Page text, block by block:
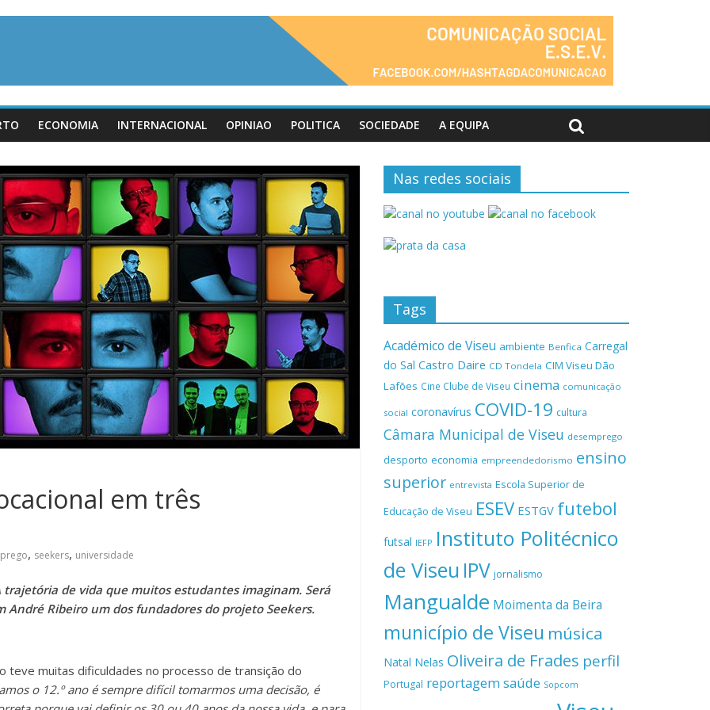
ECONOMIA INTERNACIONAL OPINIAO POLITICA SOCIEDADE A EQUIPA
em três
, seekers, universidade
de vida que muitos estudantes imaginam. Será
André Ribeiro um dos fundadores do projeto Seekers.
teve muitas dificuldades no processo de transição do
o 12.º ano é sempre difícil tomarmos uma decisão, é
Nas redes sociais
Tags
Académico de Viseu ambiente Benfica Carregal
do Sal Castro Daire CD Tondela CIM Viseu Dão
Lafões Cine Clube de Viseu cinema comunicação
social coronavírus COVID-19 cultura
Câmara Municipal de Viseu desemprego
desporto economia empreendedorismo ensino
superior entrevista Escola Superior de
Educação de Viseu ESEV ESTGV futebol
futsal IEFP Instituto Politécnico
de Viseu IPV jornalismo
Mangualde Moimenta da Beira
município de Viseu música
Natal Nelas Oliveira de Frades perfil
Portugal reportagemsaúde Sopcom